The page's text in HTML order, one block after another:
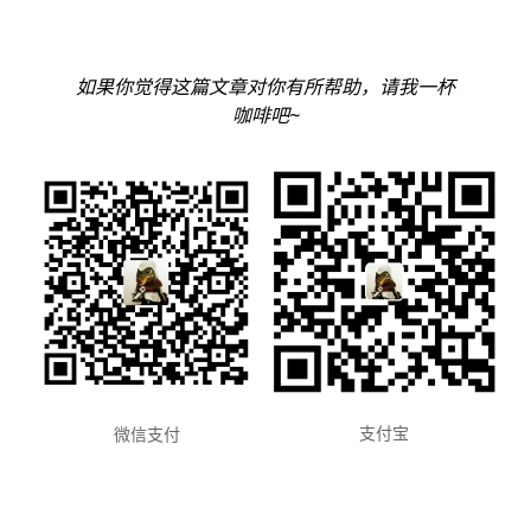
如果你觉得这篇文章对你有所帮助，请我一杯
咖啡吧~
微信支付 支付宝